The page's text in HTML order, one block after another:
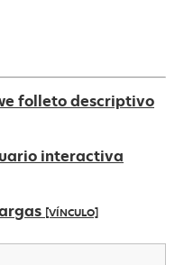
folleto descriptivo
interactiva
[VÍNCULO]